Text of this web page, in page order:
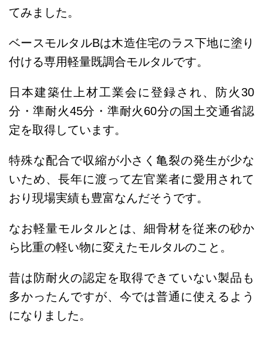
てみました。
ベースモルタルBは木造住宅のラス下地に塗り
付ける専用軽量既調合モルタルです。
日本建築仕上材工業会に登録され、 防火30
分・準耐火45分・準耐火60分の国土交通省認
定を取得しています。
特殊な配合で収縮が小さく亀裂の発生が少な
いため、長年に渡って左官業者に愛用されて
おり現場実績も豊富なんだそうです。
なお軽量モルタルとは、細骨材を従来の砂か
ら比重の軽い物に変えたモルタルのこと。
昔は防耐火の認定を取得できていない製品も
多かったんですが、今では普通に使えるよう
になりました。